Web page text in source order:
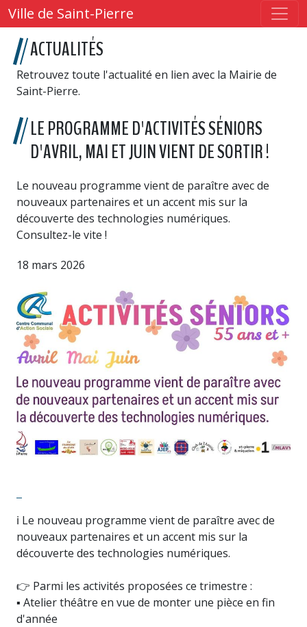
Ville de Saint-Pierre
ACTUALITÉS
Retrouvez toute l'actualité en lien avec la Mairie de
Saint-Pierre.
LE PROGRAMME D'ACTIVITÉS SÉNIORS
D'AVRIL, MAI ET JUIN VIENT DE SORTIR !
Le nouveau programme vient de paraître avec de
nouveaux partenaires et un accent mis sur la
découverte des technologies numériques.
Consultez-le vite !
18 mars 2026
ℹ️ Le nouveau programme vient de paraître avec de
nouveaux partenaires et un accent mis sur la
découverte des technologies numériques.
👉 Parmi les activités proposées ce trimestre :
▪️ Atelier théâtre en vue de monter une pièce en fin
d'année